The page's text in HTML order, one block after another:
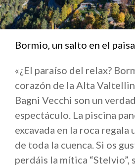
Bormio, un salto en el
«¿El paraíso del relax?
corazón de la Alta
Bagni Vecchi son un
espectáculo. La piscina
excavada en la roca regala
de toda la cuenca. Si os
perdáis la mítica “Stelvio”,